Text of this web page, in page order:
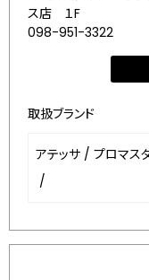
ス店 １F
098-951-3322
取扱ブランド
アテッサ / プロマス
/